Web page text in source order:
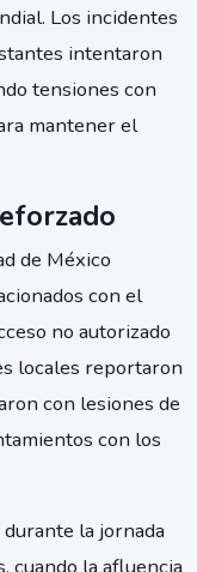
Los incidentes
intentaron
tensiones con
mantener el
de México
con el
no autorizado
locales reportaron
con lesiones de
con los
la jornada